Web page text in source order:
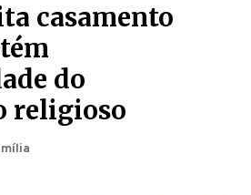
casamento
do
religioso